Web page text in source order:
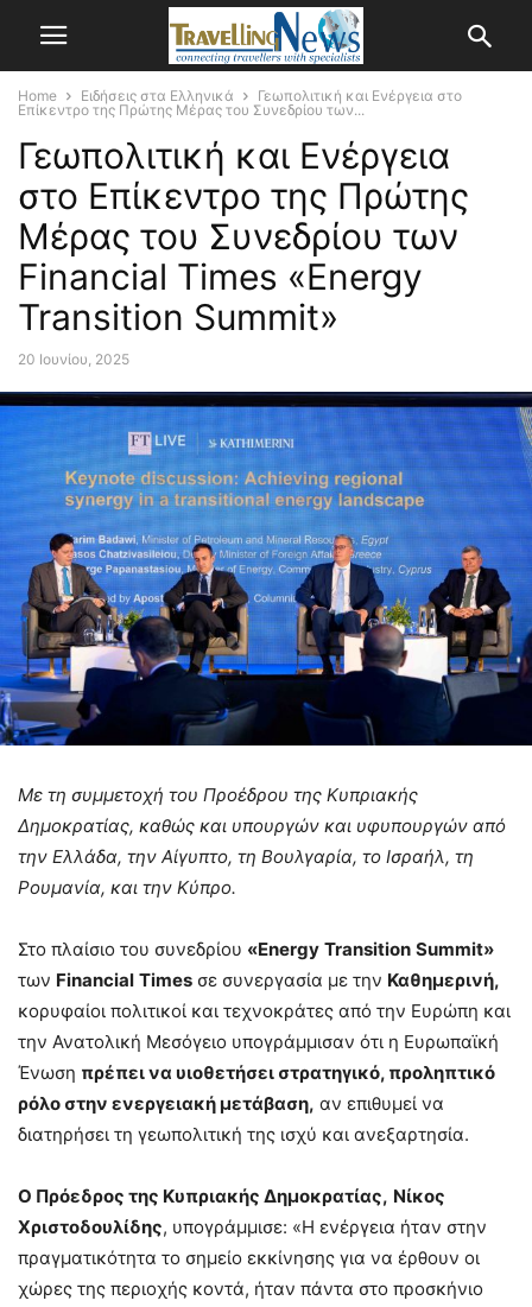
Home Ειδήσεις στα Ελληνικά
Γεωπολιτική και Ενέργεια στο
Επίκεντρο της Πρώτης Μέρας του Συνεδρίου των...
Γεωπολιτική και Ενέργεια
στο Επίκεντρο της Πρώτης
Μέρας του Συνεδρίου των
Financial Times «Energy
Transition Summit»
20 Ιουνίου, 2025
Με τη συμμετοχή του Προέδρου της Κυπριακής
Δημοκρατίας, καθώς και υπουργών και υφυπουργών από
την Ελλάδα, την Αίγυπτο, τη Βουλγαρία, το Ισραήλ, τη
Ρουμανία, και την Κύπρο.
Στο πλαίσιο του συνεδρίου «Energy Transition Summit»
των Financial Times σε συνεργασία με την Καθημερινή,
κορυφαίοι πολιτικοί και τεχνοκράτες από την Ευρώπη και
την Ανατολική Μεσόγειο υπογράμμισαν ότι η Ευρωπαϊκή
Ένωση πρέπει να υιοθετήσει στρατηγικό, προληπτικό
ρόλο στην ενεργειακή μετάβαση, αν επιθυμεί να
διατηρήσει τη γεωπολιτική της ισχύ και ανεξαρτησία.
Ο Πρόεδρος της Κυπριακής Δημοκρατίας, Νίκος
Χριστοδουλίδης, υπογράμμισε: «Η ενέργεια ήταν στην
πραγματικότητα το σημείο εκκίνησης για να έρθουν οι
χώρες της περιοχής κοντά, ήταν πάντα στο προσκήνιο